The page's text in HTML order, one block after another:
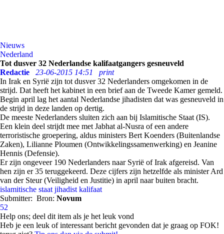
Nieuws
Nederland
Tot dusver 32 Nederlandse kalifaatgangers gesneuveld
Redactie
23-06-2015 14:51
print
In Irak en Syrië zijn tot dusver 32 Nederlanders omgekomen in de
strijd. Dat heeft het kabinet in een brief aan de Tweede Kamer gemeld.
Begin april lag het aantal Nederlandse jihadisten dat was gesneuveld in
de strijd in deze landen op dertig.
De meeste Nederlanders sluiten zich aan bij Islamitische Staat (IS).
Een klein deel strijdt mee met Jabhat al-Nusra of een andere
terroristische groepering, aldus ministers Bert Koenders (Buitenlandse
Zaken), Lilianne Ploumen (Ontwikkelingssamenwerking) en Jeanine
Hennis (Defensie).
Er zijn ongeveer 190 Nederlanders naar Syrië of Irak afgereisd. Van
hen zijn er 35 teruggekeerd. Deze cijfers zijn hetzelfde als minister Ard
van der Steur (Veiligheid en Justitie) in april naar buiten bracht.
islamitische staat jihadist kalifaat
Submitter: Bron: Novum
52
Help ons; deel dit item als je het leuk vond
Heb je een leuk of interessant bericht gevonden dat je graag op FOK!